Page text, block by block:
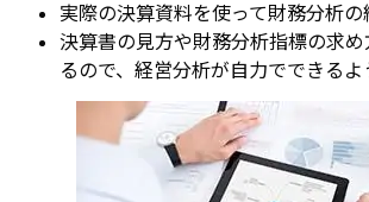
実際の決算資料を使って財務分析の
決算書の見方や財務分析指標の求
るので、経営分析が自力でできる